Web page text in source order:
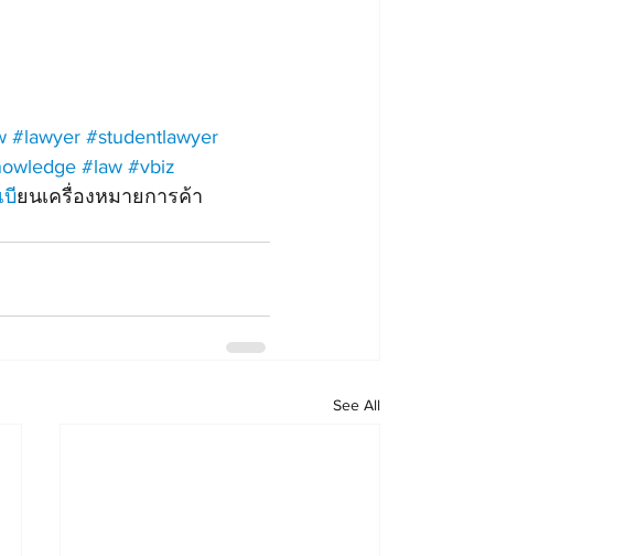
#lawyer #studentlawyer
#law #vbiz
บียนเครื่องหมายการค้า
See All